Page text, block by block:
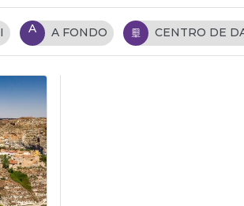
A A FONDO CENTRO DE